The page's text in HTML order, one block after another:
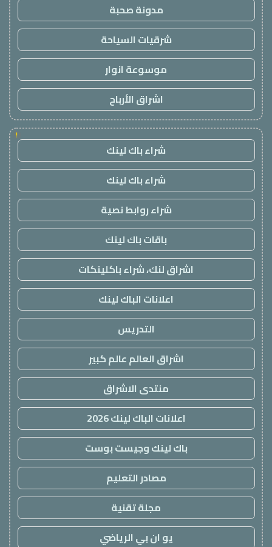
مدونة صحبة
شرقيات السياحة
موسوعة انوار
اشراق الأرباح
!
شراء باك لينك
شراء باك لينك
شراء روابط نصية
باقات باك لينك
اشراق لنك، شراء باكلينكات
اعلانات الباك لينك
التدريس
اشراق العالم عالم كبير
منتدى الاشراق
اعلانات الباك لينك 2026
باك لينك وجيست بوست
مصادر التعليم
مجلة تقنية
يو ان بي الرياضي